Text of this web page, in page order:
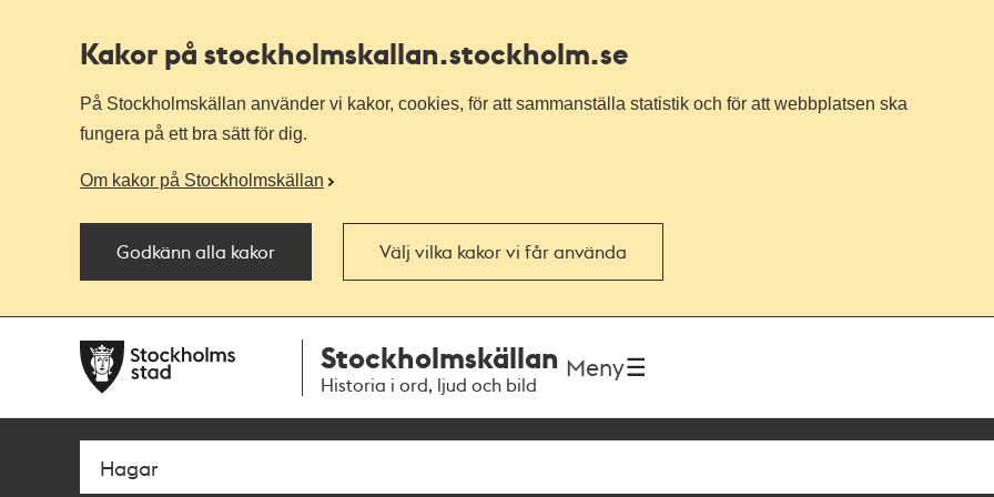
Kakor på stockholmskallan.stockholm.se
På Stockholmskällan använder vi kakor, cookies, för att sammanställa statistik och för att webbplatsen ska
fungera på ett bra sätt för dig.
Om kakor på Stockholmskällan
Godkänn alla kakor Välj vilka kakor vi får använda
navigationen
huvudinnehållet
Stockholmskällan
Historia i ord, ljud och bild
Meny
Sök